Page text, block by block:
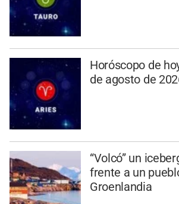
Horóscopo de
de agosto de
“Volcó” un
frente a un
Groenlandia